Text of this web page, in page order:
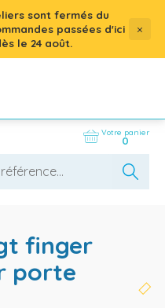
sont fermés du
passées d'ici
le 24 août.
×
Votre panier
0
porte